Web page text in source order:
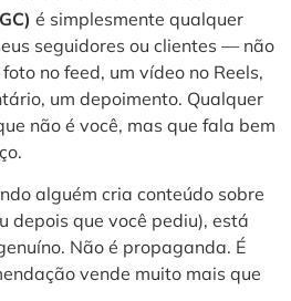
é simplesmente qualquer
seguidores ou clientes — não
no feed, um vídeo no Reels,
um depoimento. Qualquer
não é você, mas que fala bem
alguém cria conteúdo sobre
depois que você pediu), está
Não é propaganda. É
vende muito mais que